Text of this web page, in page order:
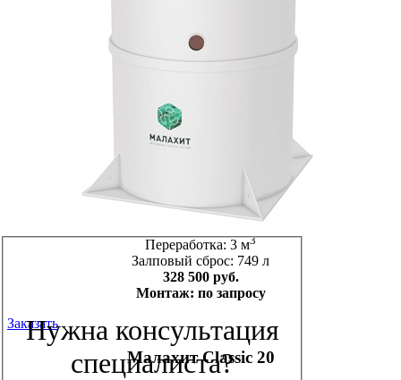
Переработка: 3 м3
Залповый сброс: 749 л
328 500 руб.
Монтаж: по запросу
Заказать
Малахит Classic 20
Нужна консультация
специалиста?